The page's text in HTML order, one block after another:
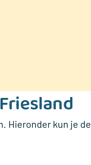
Hieronder kun je de